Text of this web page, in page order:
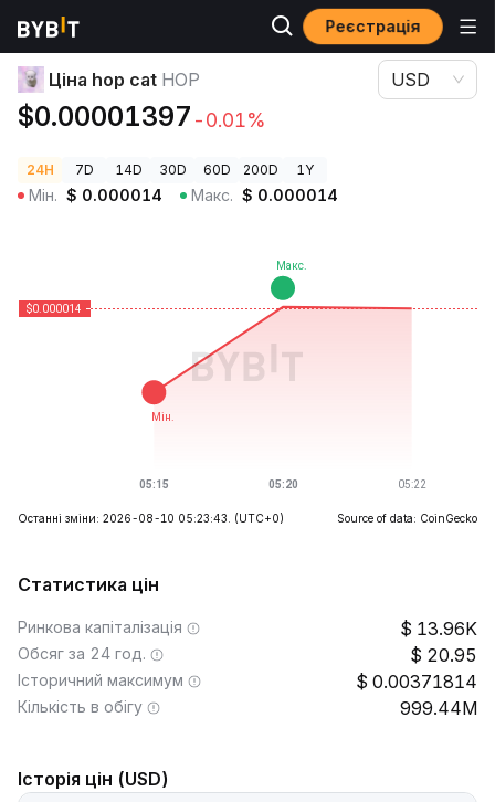
Реєстрація
Ціни криптовалют
Ціна hop cat HOP
$0.00001397 -0.01%
USD
24H 7D 14D 30D 60D 200D 1Y
Мін. $ 0.000014 Макс. $ 0.000014
Останні зміни: 2026-08-10 05:23:43. (UTC+0) Source of data: CoinGecko
Статистика цін
Ринкова капіталізація 13.96K
Обсяг за 24 год. 20.95
Історичний максимум 0.00371814
Кількість в обігу 999.44M
Історія цін (USD)